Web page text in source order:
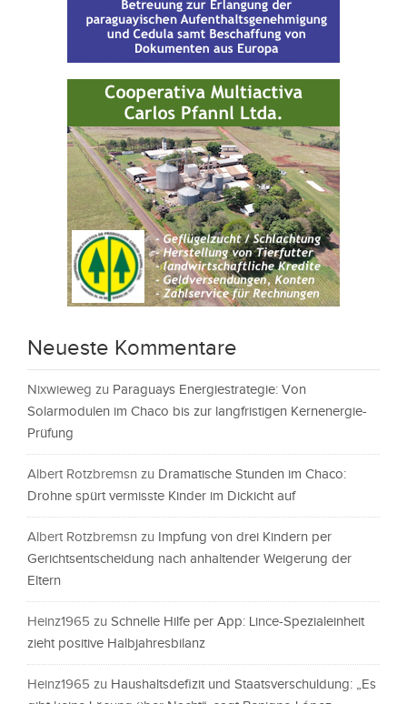
Neueste Kommentare
Nixwieweg zu Paraguays Energiestrategie: Von
Solarmodulen im Chaco bis zur langfristigen Kernenergie-
Prüfung
Albert Rotzbremsn zu Dramatische Stunden im Chaco:
Drohne spürt vermisste Kinder im Dickicht auf
Albert Rotzbremsn zu Impfung von drei Kindern per
Gerichtsentscheidung nach anhaltender Weigerung der
Eltern
Heinz1965 zu Schnelle Hilfe per App: Lince-Spezialeinheit
zieht positive Halbjahresbilanz
Heinz1965 zu Haushaltsdefizit und Staatsverschuldung: „Es